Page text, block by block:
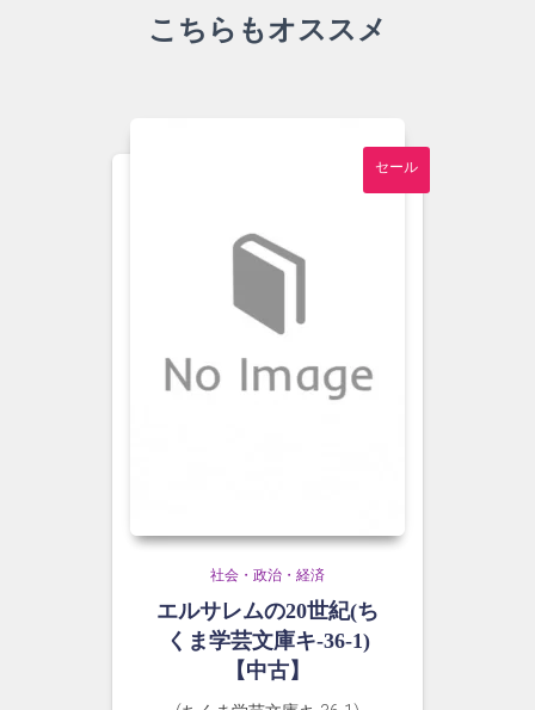
こちらもオススメ
セール
社会・政治・経済
エルサレムの20世紀(ち
くま学芸文庫キ-36-1)
【中古】